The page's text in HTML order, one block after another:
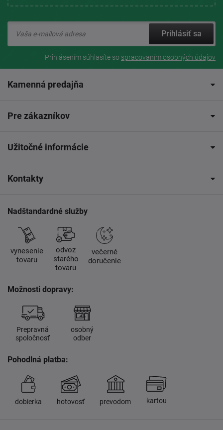
Prihlásiť sa
Prihlásením súhlasíte so spracovaním osobných údajov
Kamenná predajňa
Pre zákazníkov
Užitočné informácie
Kontakty
Nadštandardné služby
vynesenie
tovaru
odvoz
starého
tovaru
večerné
doručenie
Možnosti dopravy:
Prepravná
spoločnosť
osobný
odber
Pohodlná platba:
dobierka hotovosť prevodom kartou